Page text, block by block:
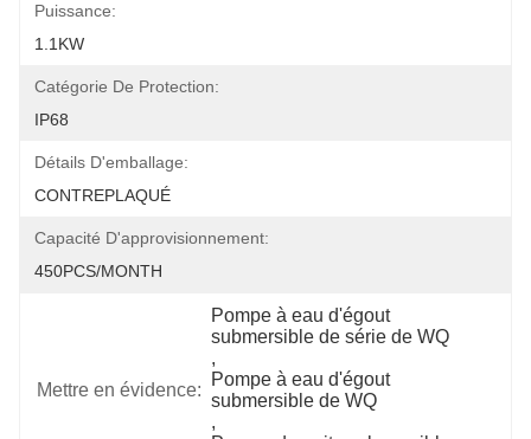
Puissance:
1.1KW
Catégorie De Protection:
IP68
Détails D'emballage:
CONTREPLAQUÉ
Capacité D'approvisionnement:
450PCS/MONTH
Mettre en évidence:
Pompe à eau d'égout
submersible de série de WQ
,
Pompe à eau d'égout
submersible de WQ
,